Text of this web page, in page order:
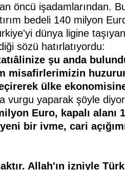
öncü işadamlarından.
bedeli 140 milyon
dünya ligine
sözü hatırlatıyordu:
şu anda
misafirlerimizin
ülke
vurgu yaparak şöyle
Euro, kapalı alanı
yeni bir ivme, cari
Allah'ın izniyle